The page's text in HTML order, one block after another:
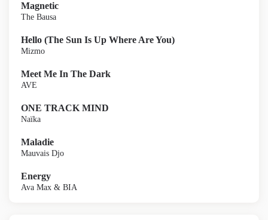
Magnetic
The Bausa
Hello (The Sun Is Up Where Are You)
Mizmo
Meet Me In The Dark
AVE
ONE TRACK MIND
Naïka
Maladie
Mauvais Djo
Energy
Ava Max & BIA